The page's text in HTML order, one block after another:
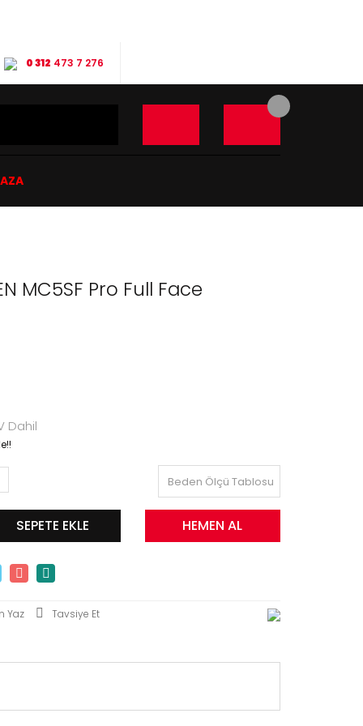
0 312 473 7 276
MC5SF Pro Full Face
Dahil
Beden Ölçü Tablosu
SEPETE EKLE HEMEN AL
Yaz Tavsiye Et